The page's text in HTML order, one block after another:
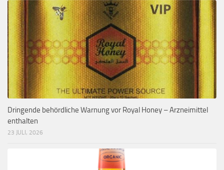
Dringende behördliche Warnung vor Royal Honey – Arzneimittel
enthalten
23 JULI, 2026